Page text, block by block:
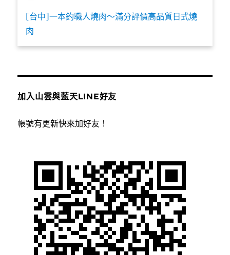
[台中]一本釣職人燒肉～滿分評價高品質日式燒
肉
加入山雲與藍天LINE好友
帳號有更新快來加好友！